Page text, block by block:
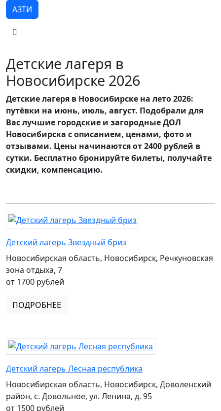
АЗТИ
Детские лагеря в
Новосибирске 2026
Детские лагеря в Новосибирске на лето 2026:
путёвки на июнь, июль, август. Подобрали для
Вас лучшие городские и загородные ДОЛ
Новосибирска с описанием, ценами, фото и
отзывами. Цены начинаются от 2400 рублей в
сутки. Бесплатно бронируйте билеты, получайте
скидки, компенсацию.
Детский лагерь Звездный бриз
Новосибирская область, Новосибирск, Речкуновская
зона отдыха, 7
от 1700 рублей
ПОДРОБНЕЕ
Детский лагерь Лесная республика
Новосибирская область, Новосибирск, Доволенский
район, с. Довольное, ул. Ленина, д. 95
от 1500 рублей